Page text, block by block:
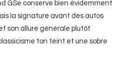
GSe conserve bien évidemment
la signature avant des autos
son allure générale plutôt
ton teint et une sobre